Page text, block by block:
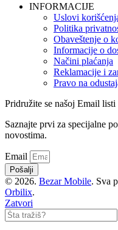
INFORMACIJE
Uslovi
Politika
Obaveštenje o
Informacije o
Načini plaćanja
Reklamacije i
Pravo na
Pridružite se našoj Email listi
Saznajte prvi za specijalne
novostima.
Email
Pošalji
© 2026. Bezar Mobile. Sva
Orbilix.
Zatvori